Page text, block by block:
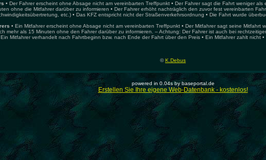
• Der Fahrer erscheint ohne Absage nicht am vereinbarten Treffpunkt • Der Fahrer sagt die Fahrt weniger
ohne die Mitfahrer darüber zu informieren • Der Fahrer erhöht nachträglich den zuvor fest vereinbarten
etc.) • Das KFZ entspricht nicht der Straßenverkehrsordnung • Die Fahrt wurde
• Ein Mitfahrer erscheint ohne Absage nicht am vereinbarten Treffpunkt • Der Mitfahrer sagt seine Mitfahrt
mehr als 15 Minuten ohne den Fahrer darüber zu informieren. – Achtung: Der Fahrer ist auch bei
Mitfahrer verhandelt nach Fahrtbeginn bzw. nach Ende der Fahrt über den Preis • Ein Mitfahrer zahlt nicht
©K.Debus
powered in 0.04s by baseportal.de
Erstellen Sie Ihre eigene Web-Datenbank - kostenlos!